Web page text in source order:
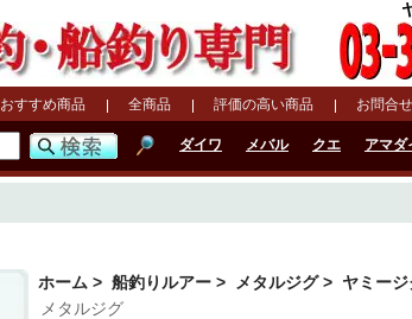
おすすめ商品 全商品 評価の高い商品 お問合せ
ダイワ メバル クエ アマダ
ホーム > 船釣りルアー > メタルジグ> ヤミージ
メタルジグ